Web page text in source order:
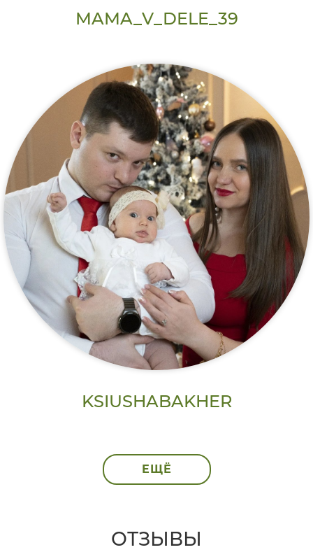
MAMA_V_DELE_39
KSIUSHABAKHER
ЕЩЁ
ОТЗЫВЫ